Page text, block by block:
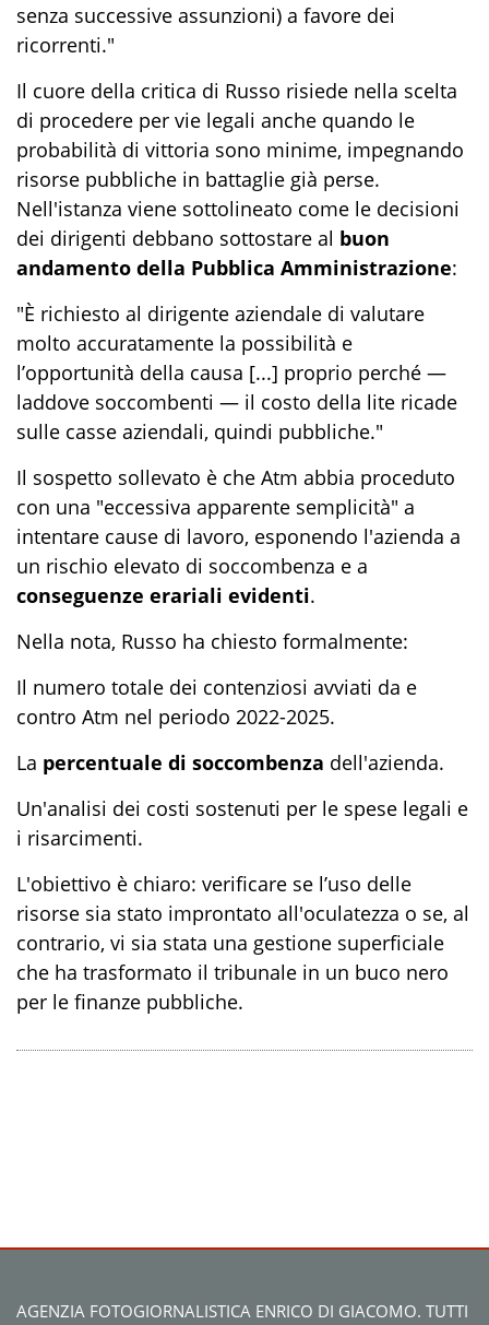
senza successive assunzioni) a favore dei
ricorrenti."
Il cuore della critica di Russo risiede nella scelta
di procedere per vie legali anche quando le
probabilità di vittoria sono minime, impegnando
risorse pubbliche in battaglie già perse.
Nell'istanza viene sottolineato come le decisioni
dei dirigenti debbano sottostare al buon
andamento della Pubblica Amministrazione:
"È richiesto al dirigente aziendale di valutare
molto accuratamente la possibilità e
l’opportunità della causa [...] proprio perché —
laddove soccombenti — il costo della lite ricade
sulle casse aziendali, quindi pubbliche."
Il sospetto sollevato è che Atm abbia proceduto
con una "eccessiva apparente semplicità" a
intentare cause di lavoro, esponendo l'azienda a
un rischio elevato di soccombenza e a
conseguenze erariali evidenti.
Nella nota, Russo ha chiesto formalmente:
Il numero totale dei contenziosi avviati da e
contro Atm nel periodo 2022-2025.
La percentuale di soccombenza dell'azienda.
Un'analisi dei costi sostenuti per le spese legali e
i risarcimenti.
L'obiettivo è chiaro: verificare se l’uso delle
risorse sia stato improntato all'oculatezza o se, al
contrario, vi sia stata una gestione superficiale
che ha trasformato il tribunale in un buco nero
per le finanze pubbliche.
AGENZIA FOTOGIORNALISTICA ENRICO DI GIACOMO. TUTTI